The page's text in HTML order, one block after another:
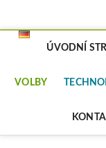
ÚVODNÍ
VOLBY